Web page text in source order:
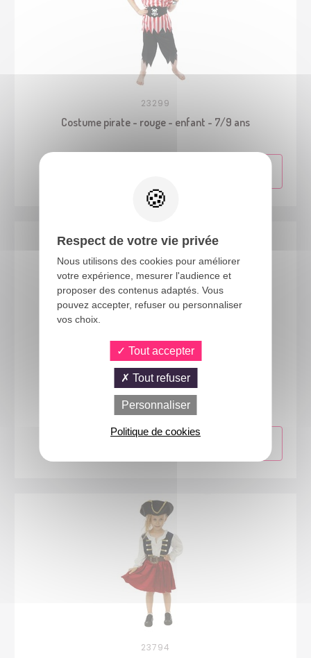
23299
Costume pirate - rouge - enfant - 7/9 ans
23795
Costume pirate - bleu - fille - 5/6 ans
23794
Respect de votre vie privée
Nous utilisons des cookies pour améliorer
votre expérience, mesurer l'audience et
proposer des contenus adaptés. Vous
pouvez accepter, refuser ou personnaliser
vos choix.
Tout accepter
Tout refuser
Personnaliser
Politique de cookies